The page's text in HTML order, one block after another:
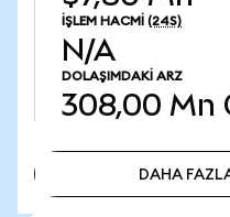
İŞLEM HACMI (24S)
N/A
DOLAŞIMDAKI ARZ
308,00 Mn
DAHA